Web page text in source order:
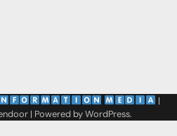
|
| Powered byWordPress.